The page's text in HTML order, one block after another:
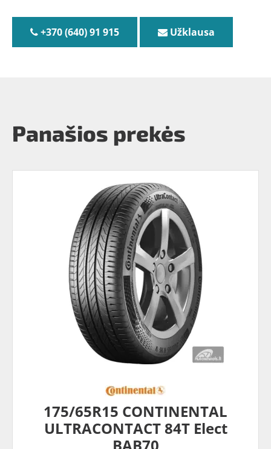
+370 (640) 91 915 Užklausa
Panašios prekės
175/65R15 CONTINENTAL
ULTRACONTACT 84T Elect